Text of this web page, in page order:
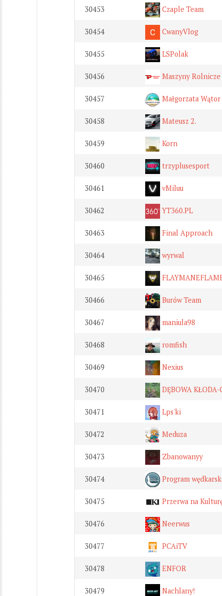
30453 Czaple Team
30454 CwanyVlog
30455 LSPolak
30456 Maszyny Rolnicze
30457 Małgorzata Wątor
30458 Mateusz 2.
30459 Korn
30460 trzyplusesport
30461 vMiluu
30462 YT360.PL
30463 Final Approach
30464 wyrwal
30465
30466 Burów Team
30467 maniula98
30468 romfish
30469 Nexius
30470 DĘBOWA
30471 Lps'ki
30472 Meduza
30473 Zbanowanyy
30474 Program
30475 Przerwa na
30476 Neerwus
30477 PCAiTV
30478 ENFOR
30479 Nachlany!